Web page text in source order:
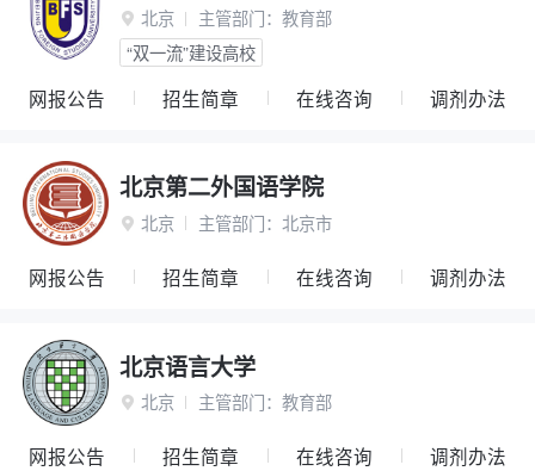
 北京 主管部门： 教育部
“双一流”建设高校
网报公告 招生简章 在线咨询 调剂办法
北京第二外国语学院
 北京 主管部门： 北京市
网报公告 招生简章 在线咨询 调剂办法
北京语言大学
 北京 主管部门： 教育部
网报公告 招生简章 在线咨询 调剂办法